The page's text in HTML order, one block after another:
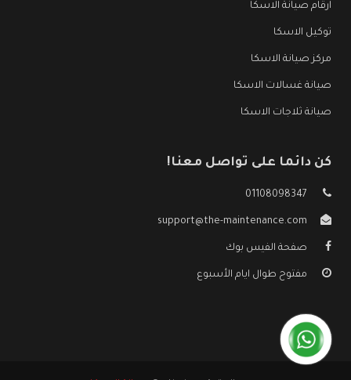
ارقام صيانة الاسكا
توكيل الاسكا
مركز صيانة الاسكا
صيانة غسالات الاسكا
صيانة ثلاجات الاسكا
كن دائما على تواصل معنا!
01108098347
support@the-maintenance.com
صفحة الفيس بوك
مفتوح طوال ايام الأسبوع